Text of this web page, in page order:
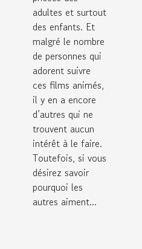
adultes et surtout
des enfants. Et
malgré le nombre
de personnes qui
adorent suivre
ces films animés,
il y en a encore
d’autres qui ne
trouvent aucun
intérêt à le faire.
Toutefois, si vous
désirez savoir
pourquoi les
autres aiment...